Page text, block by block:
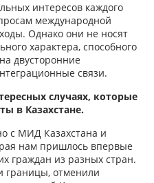
интересов каждого
международной
Однако они не носят
характера, способного
двусторонние
связи.
случаях, которые
в Казахстане.
с МИД Казахстана и
нам пришлось впервые
граждан из разных стран.
границы, отменили